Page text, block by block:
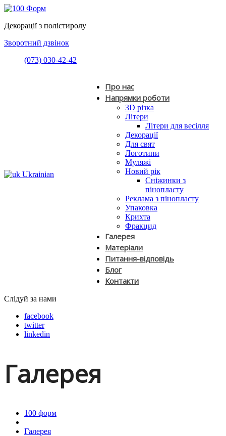
Декорації з полістиролу
Зворотний дзвінок
(073) 030-42-42
Ukrainian
Про нас
Напрямки роботи
3D різка
Літери
Літери для весілля
Декорації
Для свят
Логотипи
Муляжі
Новий рік
Сніжинки з
пінопласту
Реклама з пінопласту
Упаковка
Крихта
Фракцид
Галерея
Матеріали
Питання-відповідь
Блог
Контакти
Слідуй за нами
facebook
twitter
linkedin
Галерея
100 форм
Галерея